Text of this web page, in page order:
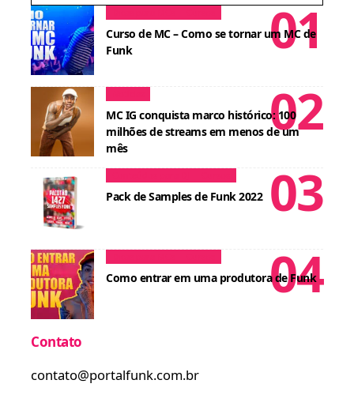
Curso de MC – Como se tornar um MC de
Funk
MC IG conquista marco histórico: 100
milhões de streams em menos de um
mês
Pack de Samples de Funk 2022
Como entrar em uma produtora de Funk
Contato
contato@portalfunk.com.br